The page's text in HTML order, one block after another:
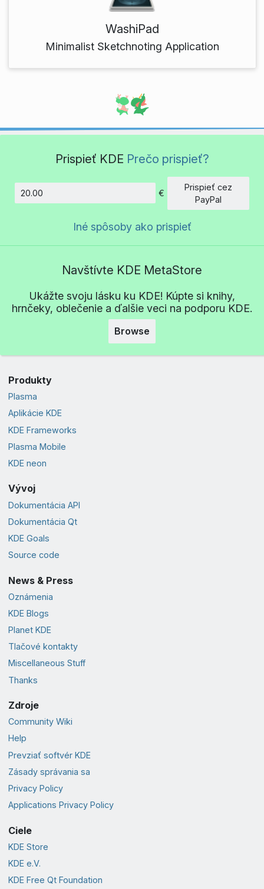
WashiPad
Minimalist Sketchnoting Application
Prispieť KDE Prečo prispieť?
Množstvo
€
Prispieť cez
PayPal
Iné spôsoby ako prispieť
Navštívte KDE MetaStore
Ukážte svoju lásku ku KDE! Kúpte si knihy,
hrnčeky, oblečenie a ďalšie veci na podporu KDE.
Browse
Produkty
Plasma
Aplikácie KDE
KDE Frameworks
Plasma Mobile
KDE neon
Vývoj
Dokumentácia API
Dokumentácia Qt
KDE Goals
Source code
News & Press
Oznámenia
KDE Blogs
Planet KDE
Tlačové kontakty
Miscellaneous Stuff
Thanks
Zdroje
Community Wiki
Help
Prevziať softvér KDE
Zásady správania sa
Privacy Policy
Applications Privacy Policy
Ciele
KDE Store
KDE e.V.
KDE Free Qt Foundation